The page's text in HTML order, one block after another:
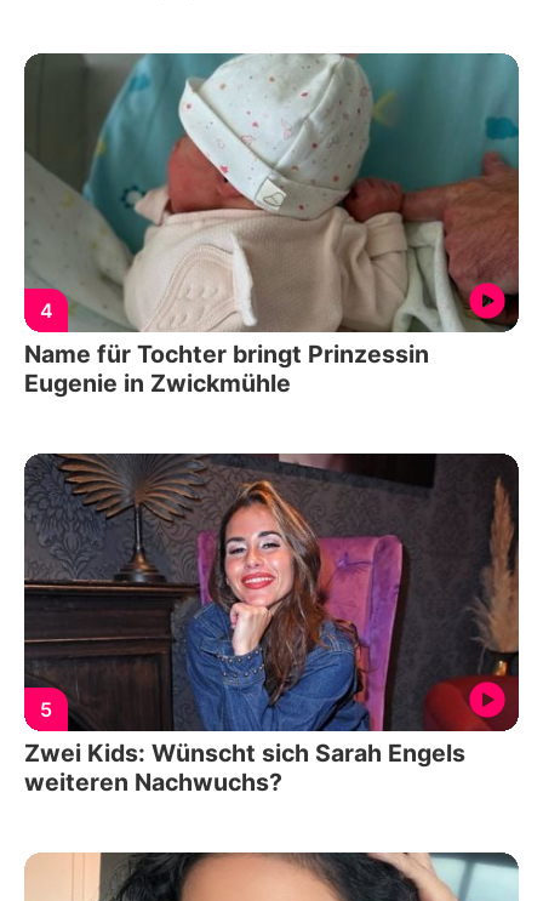
4
Name für Tochter bringt Prinzessin
Eugenie in Zwickmühle
5
Zwei Kids: Wünscht sich Sarah Engels
weiteren Nachwuchs?